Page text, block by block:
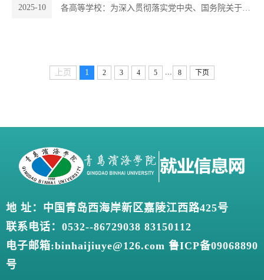
2025-10
上页 1 2 3 4 5 8 下页
地 址：中国青岛西海岸新区嘉陵江西路425号
联系电话：0532--86729038 83150112
电子邮箱:binhaijiuye@126.com 鲁ICP备09068890
号